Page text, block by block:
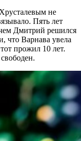
не
Пять лет
Дмитрий решился
что Варнава увела
прожил 10 лет.